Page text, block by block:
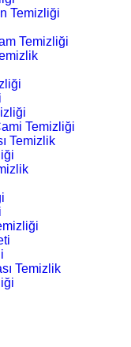
Temizliği
Temizliği
Temizliği
Temizlik
Temizlik